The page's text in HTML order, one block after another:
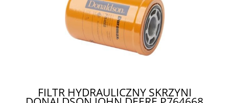
FILTR HYDRAULICZNY SKRZYNI